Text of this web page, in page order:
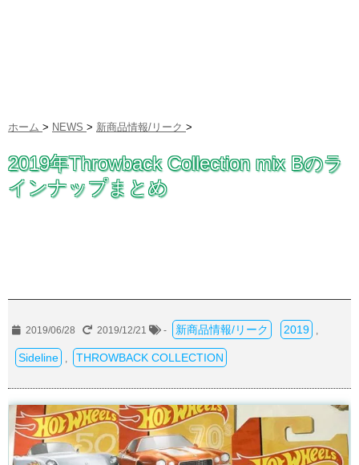
ホーム > NEWS > 新商品情報/リーク >
2019年Throwback Collection mix Bのラ
インナップまとめ
2019/06/28 2019/12/21 - 新商品情報/リーク 2019
Sideline THROWBACK COLLECTION